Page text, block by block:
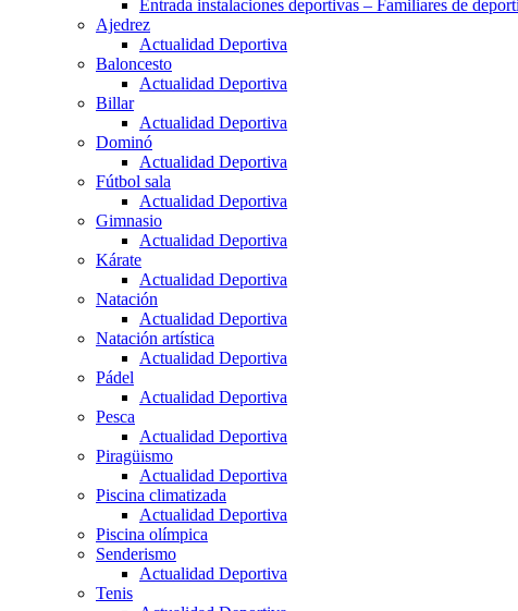
Entrada instalaciones deportivas – Familiares de
Ajedrez
Actualidad Deportiva
Baloncesto
Actualidad Deportiva
Billar
Actualidad Deportiva
Dominó
Actualidad Deportiva
Fútbol sala
Actualidad Deportiva
Gimnasio
Actualidad Deportiva
Kárate
Actualidad Deportiva
Natación
Actualidad Deportiva
Natación artística
Actualidad Deportiva
Pádel
Actualidad Deportiva
Pesca
Actualidad Deportiva
Piragüismo
Actualidad Deportiva
Piscina climatizada
Actualidad Deportiva
Piscina olímpica
Senderismo
Actualidad Deportiva
Tenis